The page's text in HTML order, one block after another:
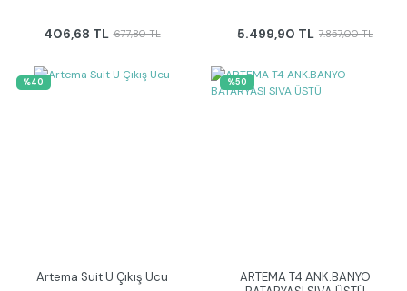
406,68 TL 677,80 TL 5.499,90 TL 7.857,00 TL
%40
Artema Suit U Çıkış Ucu
%50
ARTEMA T4 ANK.BANYO